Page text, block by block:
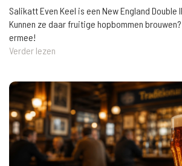
Salikatt Even Keel is een New England Double
Kunnen ze daar fruitige hopbommen
ermee!
Verder lezen